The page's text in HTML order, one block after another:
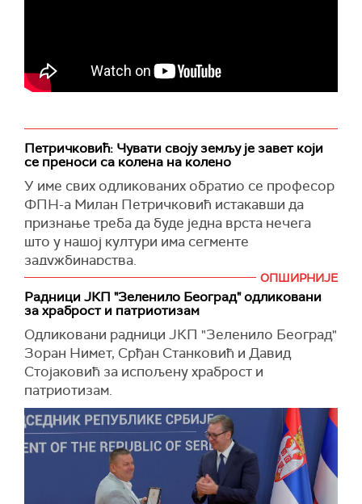
Петричковић: Чувати своју земљу је завет који
се преноси са колена на колено
У име свих одликованих обратио се професор
ФПН-а Милан Петричковић истакавши да
признање треба да буде једна врста нечега
што у нашој култури има сегменте
задужбинарства.
"У питању је заправо чињење севапних дела за
душу, не за материјално, не за новац, него
нешто када иде из срца", истакао је
Петричковић.
Како је рекао, у овом случају та родољубива
конотација и тежња српског народа вечито на
ветрометини искушења прошлих и садашњих,
представља једну врсту задуживања предака и
потомака.
И тај облик задуживања и одуживања будућих
генерација има нешто што некада делује као
ОПШИРНИЈЕ
Радници ЈКП "Зеленило Београд" одликовани
за храброст и патриотизам
Одликовани радници ЈКП "Зеленило Београд"
Зоран Нимет, Срђан Станковић и Давид
Стојаковић за испољену храброст и
патриотизам.